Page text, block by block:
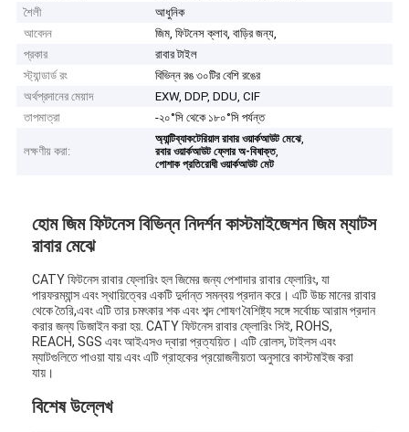
শৈলী
আধুনিক
আবেদন
জিম, ফিটনেস ক্লাব, বাড়ির জন্য,
প্রকার
রাবার টাইল
স্ট্যান্ডার্ড রং
বিভিন্ন রঙ ৩০টির বেশি রঙের
অর্থপ্রদানের মেয়াদ
EXW, DDP, DDU, CIF
তাপমাত্রা
-২০°সি থেকে ১৮০°সি পর্যন্ত
লক্ষণীয় করা:
অ্যান্টিব্যাকটেরিয়াল রাবার ওয়ার্কআউট মেঝে,
রবার ওয়ার্কআউট ফ্লোর অ-বিষাক্ত,
পোশাক প্রতিরোধী ওয়ার্কআউট মেট
হোম জিম ফিটনেস বিভিন্ন নিদর্শন কাস্টমাইজেশন জিম ম্যাটস
রাবার মেঝে
CATY ফিটনেস রাবার ফ্লোরিং হল জিমের জন্য পেশাদার রাবার ফ্লোরিং, যা
পারফরম্যান্স এবং স্থায়িত্বের একটি দুর্দান্ত সমন্বয় প্রদান করে। এটি উচ্চ মানের রাবার
থেকে তৈরি,এবং এটি তার চমৎকার শক এবং শব্দ শোষণ বৈশিষ্ট্য সঙ্গে সর্বোচ্চ আরাম প্রদান
করার জন্য ডিজাইন করা হয়. CATY ফিটনেস রাবার ফ্লোরিং সিই, ROHS,
REACH, SGS এবং আইএসও দ্বারা প্রত্যয়িত। এটি রোলস, টাইলস এবং
ম্যাটগুলিতে পাওয়া যায় এবং এটি গ্রাহকের প্রয়োজনীয়তা অনুসারে কাস্টমাইজ করা
যায়।
বিশেষ উল্লেখ